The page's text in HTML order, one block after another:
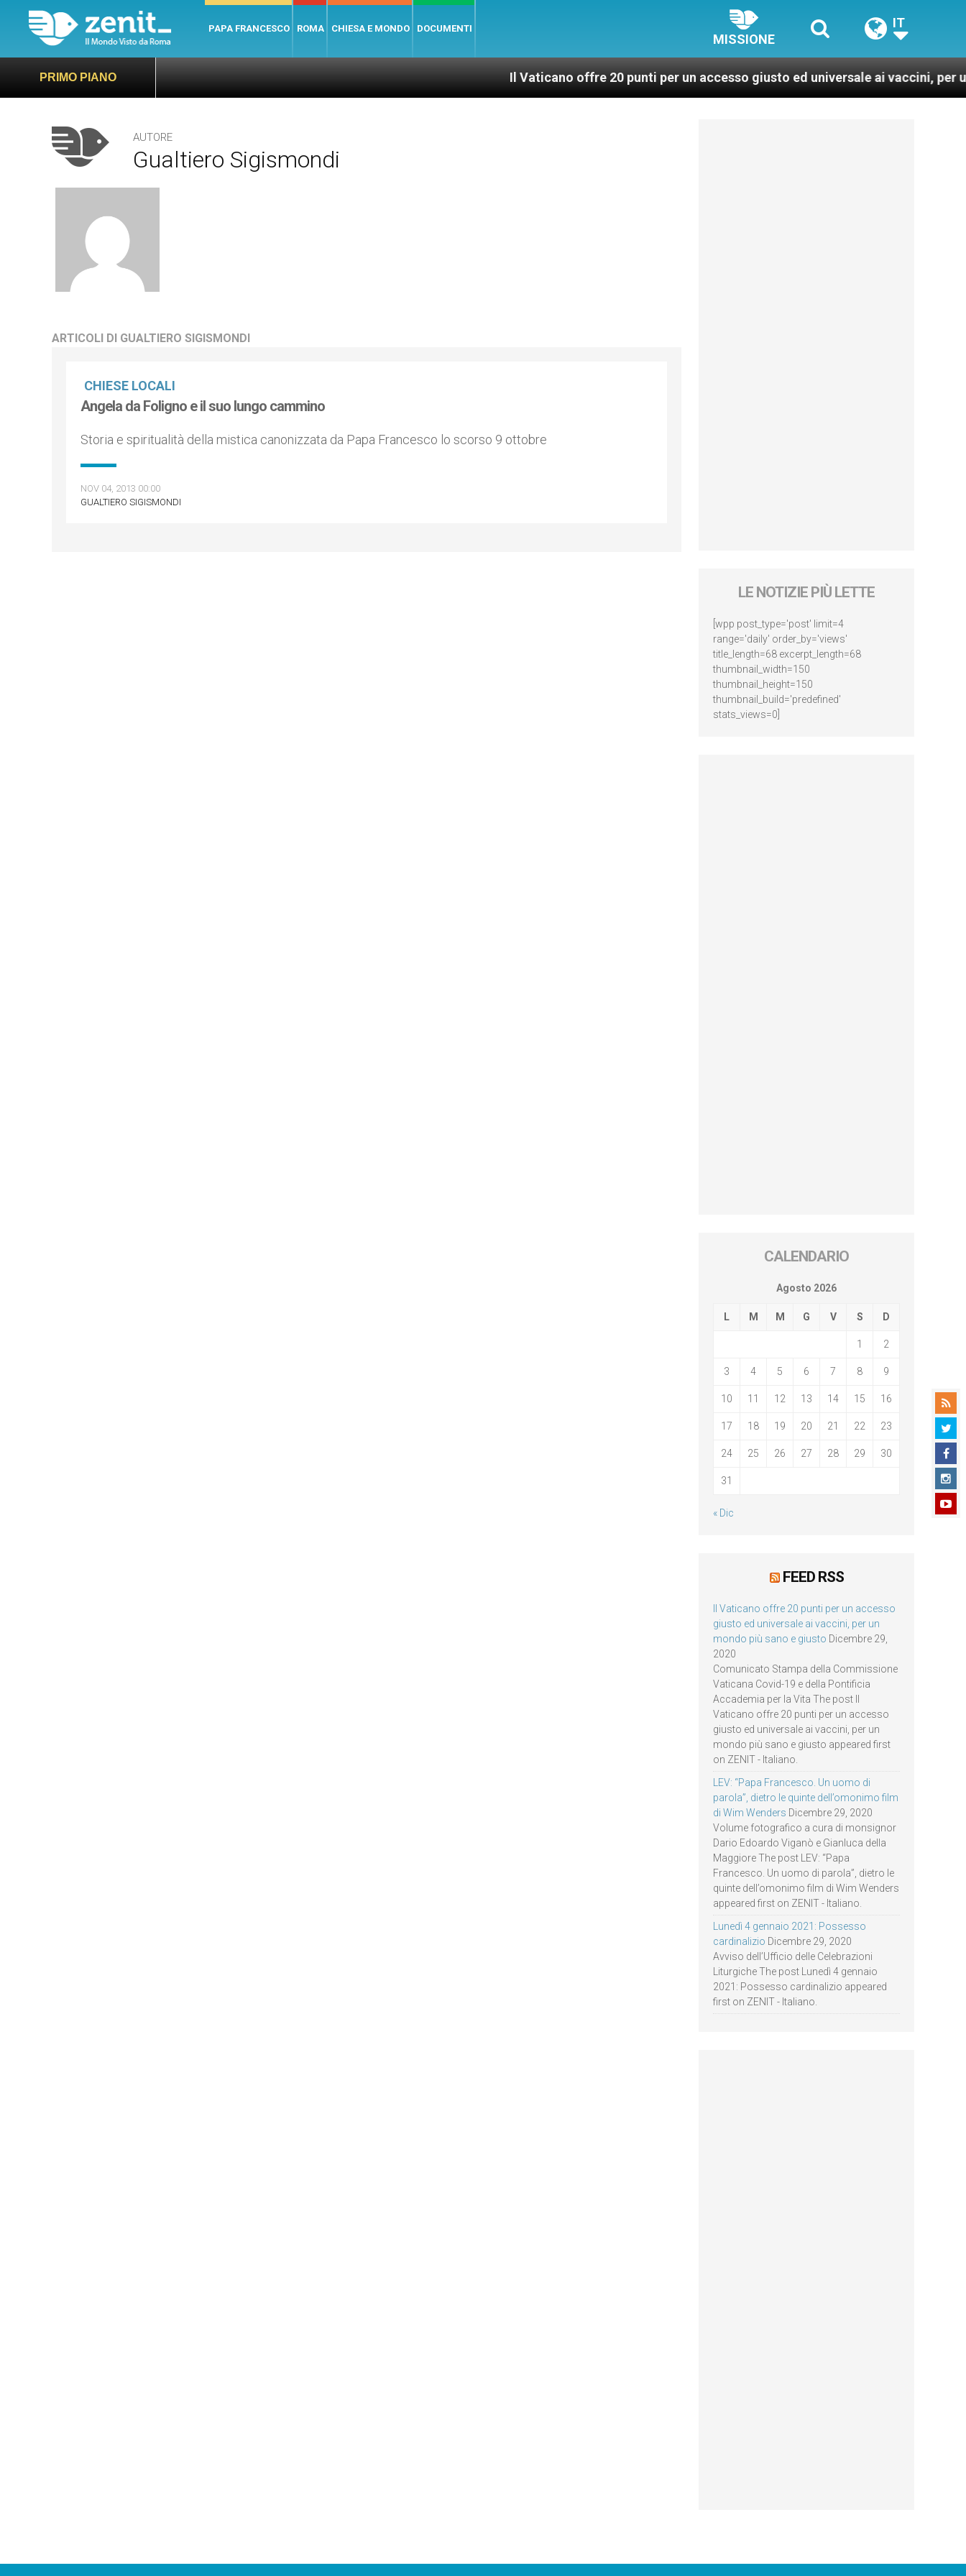
PAPA FRANCESCO ROMA CHIESA E MONDO DOCUMENTI
MISSIONE
IT
PRIMO PIANO Il Vaticano offre 20 punti per un accesso giusto ed universale ai vaccini, per un mondo
AUTORE
Gualtiero Sigismondi
ARTICOLI DI GUALTIERO SIGISMONDI
CHIESE LOCALI
Angela da Foligno e il suo lungo cammino
Storia e spiritualità della mistica canonizzata da Papa Francesco lo scorso 9 ottobre
NOV 04, 2013 00:00
GUALTIERO SIGISMONDI
LE NOTIZIE PIÙ LETTE
[wpp post_type='post' limit=4
range='daily' order_by='views'
title_length=68 excerpt_length=68
thumbnail_width=150
thumbnail_height=150
thumbnail_build='predefined'
stats_views=0]
CALENDARIO
Agosto 2026
L M M G V S D
1 2
3 4 5 6 7 8 9
10 11 12 13 14 15 16
17 18 19 20 21 22 23
24 25 26 27 28 29 30
31
« Dic
FEED RSS
Il Vaticano offre 20 punti per un accesso
giusto ed universale ai vaccini, per un
mondo più sano e giusto Dicembre 29,
2020
Comunicato Stampa della Commissione
Vaticana Covid-19 e della Pontificia
Accademia per la Vita The post Il
Vaticano offre 20 punti per un accesso
giusto ed universale ai vaccini, per un
mondo più sano e giusto appeared first
on ZENIT - Italiano.
LEV: “Papa Francesco. Un uomo di
parola”, dietro le quinte dell’omonimo film
di Wim Wenders Dicembre 29, 2020
Volume fotografico a cura di monsignor
Dario Edoardo Viganò e Gianluca della
Maggiore The post LEV: “Papa
Francesco. Un uomo di parola”, dietro le
quinte dell’omonimo film di Wim Wenders
appeared first on ZENIT - Italiano.
Lunedì 4 gennaio 2021: Possesso
cardinalizio Dicembre 29, 2020
Avviso dell’Ufficio delle Celebrazioni
Liturgiche The post Lunedì 4 gennaio
2021: Possesso cardinalizio appeared
first on ZENIT - Italiano.